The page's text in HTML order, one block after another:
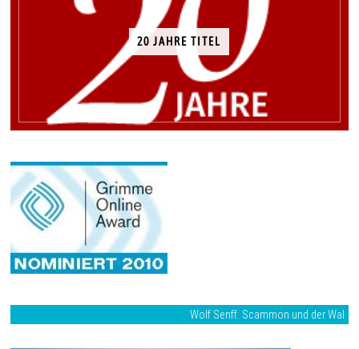
20 JAHRE TITEL
Wolf Senff: Scammon und der Wal